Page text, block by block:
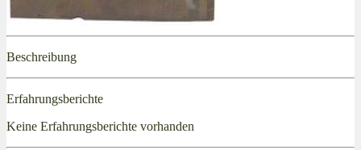
Beschreibung
Erfahrungsberichte
Keine Erfahrungsberichte vorhanden